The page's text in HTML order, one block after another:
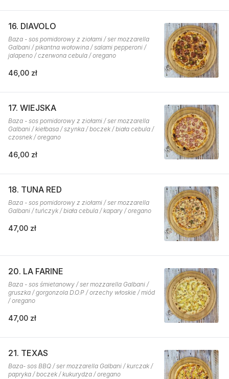
16. DIAVOLO
Baza - sos pomidorowy z ziołami / ser mozzarella
Galbani / pikantna wołowina / salami pepperoni /
jalapeno / czerwona cebula / oregano
46,00 zł
17. WIEJSKA
Baza - sos pomidorowy z ziołami / ser mozzarella
Galbani / kiełbasa / szynka / boczek / biała cebula /
czosnek / oregano
46,00 zł
18. TUNA RED
Baza - sos pomidorowy z ziołami / ser mozzarella
Galbani / tuńczyk / biała cebula / kapary / oregano
47,00 zł
20. LA FARINE
Baza - sos śmietanowy / ser mozzarella Galbani /
gruszka / gorgonzola D.O.P / orzechy włoskie / miód
/ oregano
47,00 zł
21. TEXAS
Baza- sos BBQ / ser mozzarella Galbani / kurczak /
papryka / boczek / kukurydza / oregano